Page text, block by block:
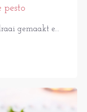
pesto
gemaakt e...